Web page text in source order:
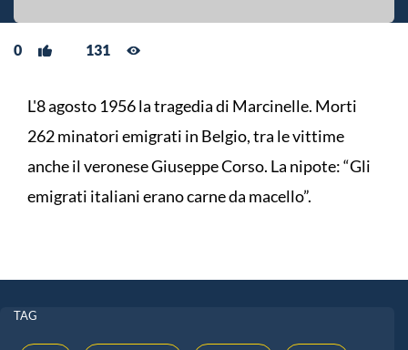
0 131
L'8 agosto 1956 la tragedia di Marcinelle. Morti
262 minatori emigrati in Belgio, tra le vittime
anche il veronese Giuseppe Corso. La nipote: “Gli
emigrati italiani erano carne da macello”.
TAG